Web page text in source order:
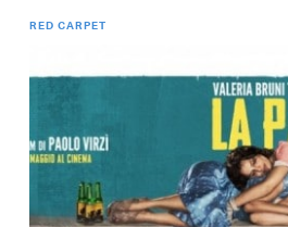
RED CARPET